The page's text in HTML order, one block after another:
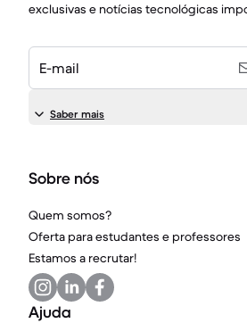
exclusivas e notícias tecnológicas
E-mail
Saber mais
Sobre nós
Quem somos?
Oferta para estudantes e professores
Estamos a recrutar!
Ajuda